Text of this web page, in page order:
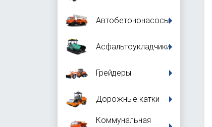
Автобетононасосы
Асфальтоукладчики
Грейдеры
Дорожные катки
Коммунальная